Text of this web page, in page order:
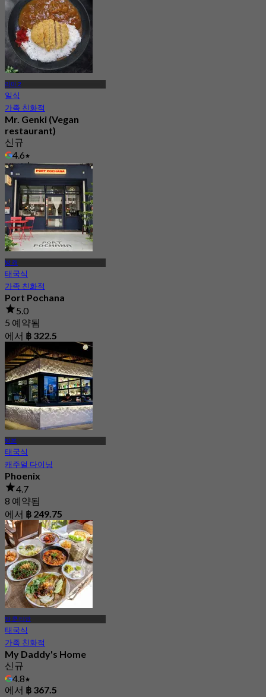
라마 2
일식
가족 친화적
Mr. Genki (Vegan
restaurant)
신규
4.6
에서฿ 247.5
방 캐
태국식
가족 친화적
Port Pochana
5.0
5 예약됨
에서 ฿ 322.5
방본
태국식
캐주얼 다이닝
Phoenix
4.7
8 예약됨
에서 ฿ 249.75
방 쿤 티안
태국식
가족 친화적
My Daddy's Home
신규
4.8
에서 ฿ 367.5